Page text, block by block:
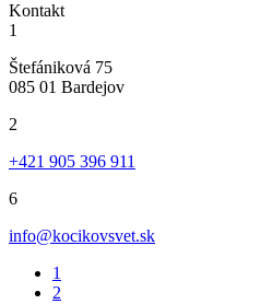
Kontakt
1
Štefániková 75
085 01 Bardejov
2
+421 905 396 911
6
info@kocikovsvet.sk
1
2